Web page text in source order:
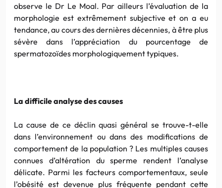
observe le Dr Le Moal. Par ailleurs l’évaluation de la
morphologie est extrêmement subjective et on a eu
tendance, au cours des dernières décennies, à être plus
sévère dans l’appréciation du pourcentage de
spermatozoïdes morphologiquement typiques.
La difficile analyse des causes
La cause de ce déclin quasi général se trouve-t-elle
dans l’environnement ou dans des modifications de
comportement de la population ? Les multiples causes
connues d’altération du sperme rendent l’analyse
délicate. Parmi les facteurs comportementaux, seule
l’obésité est devenue plus fréquente pendant cette